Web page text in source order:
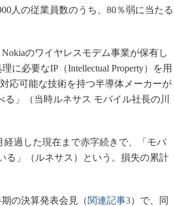
人の従業員数のうち、80％弱に当たる
のワイヤレスモデム事業が保有し
に必要なIP（Intellectual Property）を用
応可能な技術を持つ半導体メーカーが
」（当時ルネサス モバイル社長の川
過した現在まで赤字続きで、「モバ
る」（ルネサス）という。損失の累計
の決算発表会見（関連記事3）で、同